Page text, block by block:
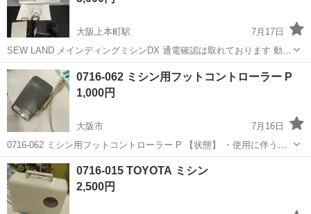
大阪上本町駅
7月17日
SEW LAND メインディングミシンDX 通電確認は取れております 動作
確認は取れておりません
大阪 大阪市 生活家電
0716-062 ミシン用フットコントローラー P
1,000円
大阪市
7月16日
0716-062 ミシン用フットコントローラー P 【状態】 ・使用に伴う多
少のスレ、キズ、落としきれない汚れなどございます ・詳細は現地で
ご確認ください ・お値引きは出来かねますのでご了承願います ※中
古...
大阪 大阪市 生活家電 フットコントローラー
0716-015 TOYOTA ミシン
2,500円